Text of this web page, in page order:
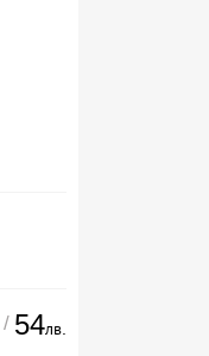
/ 54лв.